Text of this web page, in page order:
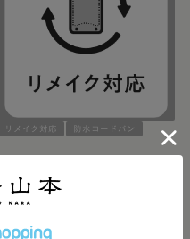
リメイク対応 防水コードバン